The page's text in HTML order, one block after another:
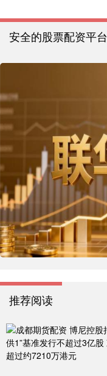
安全的股票配资平台
推荐阅读